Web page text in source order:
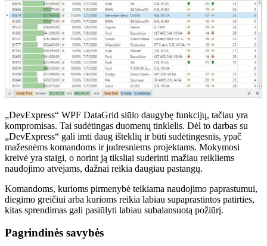
„DevExpress“ WPF DataGrid siūlo daugybę funkcijų, tačiau yra
kompromisas. Tai sudėtingas duomenų tinklelis. Dėl to darbas su
„DevExpress“ gali imti daug išteklių ir būti sudėtingesnis, ypač
mažesnėms komandoms ir judresniems projektams. Mokymosi
kreivė yra staigi, o norint ją tiksliai suderinti mažiau reikliems
naudojimo atvejams, dažnai reikia daugiau pastangų.
Komandoms, kurioms pirmenybė teikiama naudojimo paprastumui,
diegimo greičiui arba kurioms reikia labiau supaprastintos patirties,
kitas sprendimas gali pasiūlyti labiau subalansuotą požiūrį.
Pagrindinės savybės